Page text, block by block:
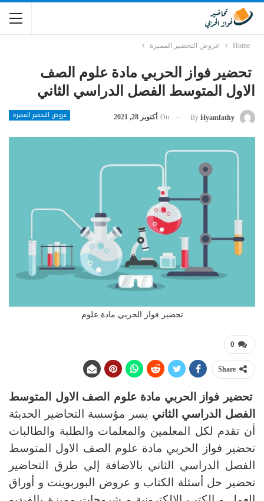
Home عروض التحضير المميزة
تحضير فواز الحربي مادة علوم الصف
الاول المتوسط الفصل الدراسي الثاني
عروض التحضير المميزة By Hyamfathy
On أكتوبر 28, 2021
تحضير فواز الحربي مادة علوم
0
Share
تحضير فواز الحربي مادة علوم الصف الاول المتوسط
الفصل الدراسي الثاني يسر مؤسسة التحاضير الحديثة
أن تقدم لكل المعلمين والمعلمات والطلبة والطالبات
تحضير فواز الحربي مادة علوم الصف الاول المتوسط
الفصل الدراسي الثاني بالاضافة إلي طرق التحاضير
تحضير حل أسئلة الكتاب و عروض البوربوينت و أوراق